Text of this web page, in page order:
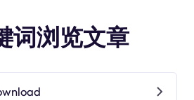
词浏览文章